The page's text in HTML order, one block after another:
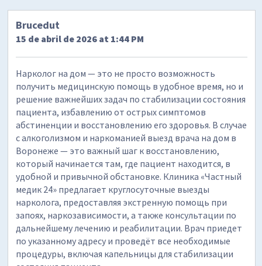
Brucedut
15 de abril de 2026 at 1:44 PM
Нарколог на дом — это не просто возможность
получить медицинскую помощь в удобное время, но и
решение важнейших задач по стабилизации состояния
пациента, избавлению от острых симптомов
абстиненции и восстановлению его здоровья. В случае
с алкоголизмом и наркоманией выезд врача на дом в
Воронеже — это важный шаг к восстановлению,
который начинается там, где пациент находится, в
удобной и привычной обстановке. Клиника «Частный
медик 24» предлагает круглосуточные выезды
нарколога, предоставляя экстренную помощь при
запоях, наркозависимости, а также консультации по
дальнейшему лечению и реабилитации. Врач приедет
по указанному адресу и проведёт все необходимые
процедуры, включая капельницы для стабилизации